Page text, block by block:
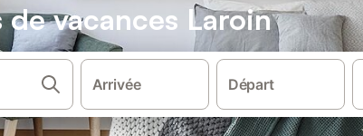
vacances Laroin
Arrivée Départ